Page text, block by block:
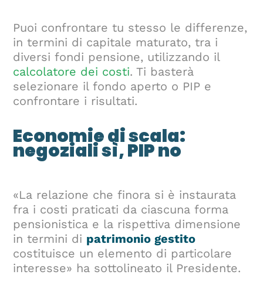
Puoi confrontare tu stesso le differenze,
in termini di capitale maturato, tra i
diversi fondi pensione, utilizzando il
calcolatore dei costi. Ti basterà
selezionare il fondo aperto o PIP e
confrontare i risultati.
Economie di scala:
negoziali sì, PIP no
«La relazione che finora si è instaurata
fra i costi praticati da ciascuna forma
pensionistica e la rispettiva dimensione
in termini di patrimonio gestito
costituisce un elemento di particolare
interesse» ha sottolineato il Presidente.